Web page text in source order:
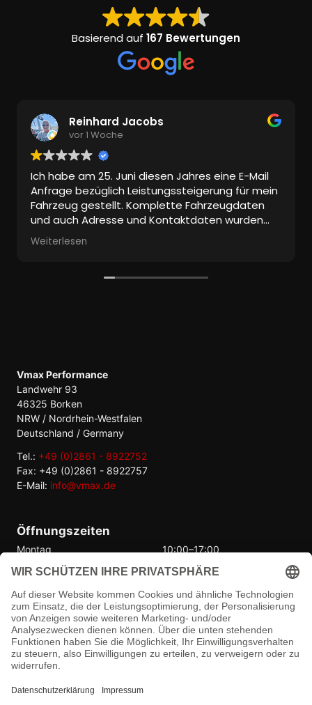
Basierend auf 167 Bewertungen
Reinhard Jacobs
vor 1 Woche
Ich habe am 25. Juni diesen Jahres eine E-Mail
Anfrage bezüglich Leistungssteigerung für mein
Fahrzeug gestellt. Komplette Fahrzeugdaten
und auch Adresse und Kontaktdaten wurden
mitgeschickt.
Bis heute keine Antwort!
gefunden, der hat es tatsächlich geschafft
Weiterlesen
Vmax Performance
Landwehr 93
46325 Borken
NRW / Nordrhein-Westfalen
Deutschland / Germany
Tel.: +49 (0)2861 - 8922752
Fax: +49 (0)2861 - 8922757
E-Mail: info@vmax.de
Öffnungszeiten
Montag
10:00–17:00
Dienstag
10:00–17:00
Donnerstag
10:00–17:00
Freitag
10:00–17:00
Samstag
Geschlossen
Sonntag
Geschlossen